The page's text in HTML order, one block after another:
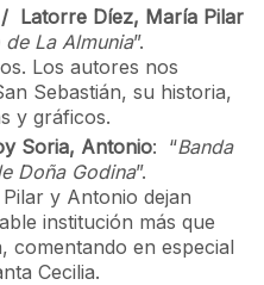
Latorre Díez, María Pilar
La Almunia”.
Los autores nos
Sebastián, su historia,
y gráficos.
Soria, Antonio: “Banda
Doña Godina”.
y Antonio dejan
institución más que
comentando en especial
Cecilia.